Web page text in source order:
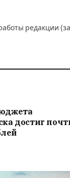
редакции (за
достиг